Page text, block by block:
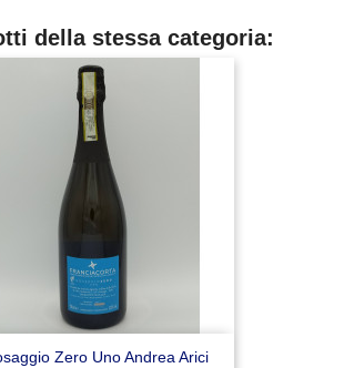
della stessa categoria:
Zero Uno Andrea Arici